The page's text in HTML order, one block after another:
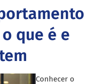
que é e
Conhecer o